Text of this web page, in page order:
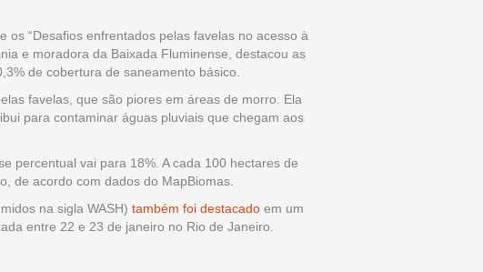
“Desafios enfrentados pelas favelas no acesso à
e moradora da Baixada Fluminense, destacou as
de cobertura de saneamento básico.
favelas, que são piores em áreas de morro. Ela
para contaminar águas pluviais que chegam aos
percentual vai para 18%. A cada 100 hectares de
de acordo com dados do MapBiomas.
na sigla WASH) também foi destacado em um
entre 22 e 23 de janeiro no Rio de Janeiro.